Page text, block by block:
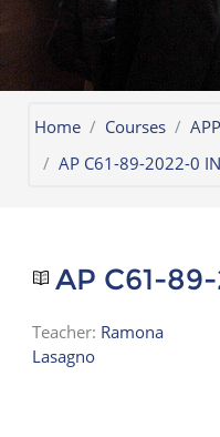
Home Courses
AP C61-89-2022-0
AP C61-
Teacher: Ramona
Lasagno